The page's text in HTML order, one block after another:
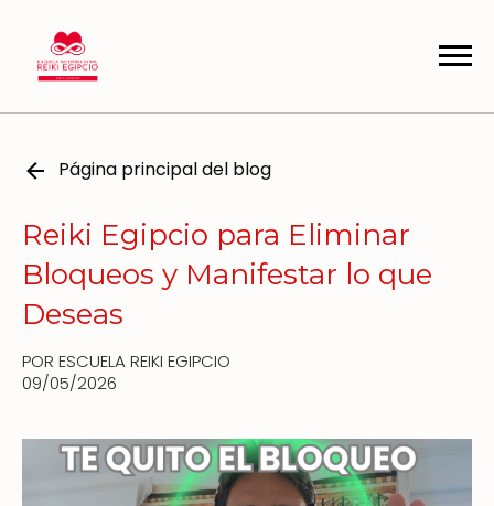
Página principal del blog
Reiki Egipcio para Eliminar
Bloqueos y Manifestar lo que
Deseas
POR ESCUELA REIKI EGIPCIO
09/05/2026